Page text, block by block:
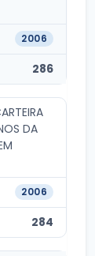
2006
286
DA
2006
284